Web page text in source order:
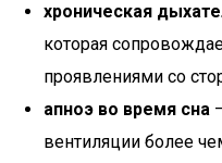
хроническая
которая
проявлениями со
апноэ во время сна
вентиляции более